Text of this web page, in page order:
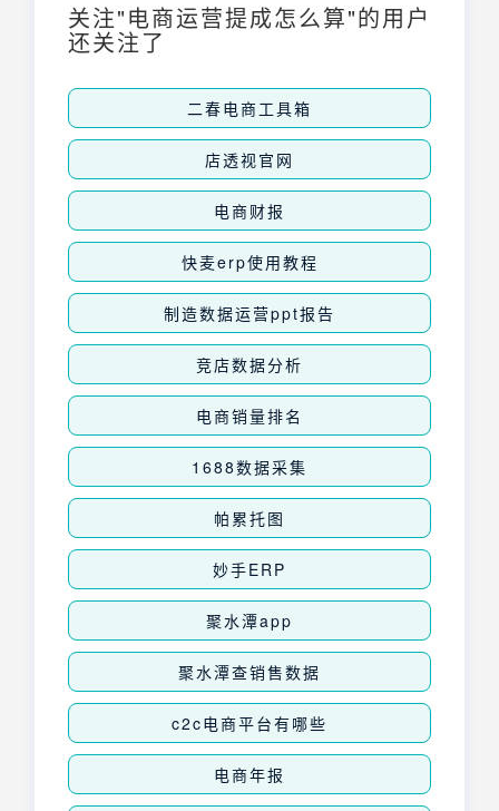
关注"电商运营提成怎么算"的用户
还关注了
二春电商工具箱
店透视官网
电商财报
快麦erp使用教程
制造数据运营ppt报告
竞店数据分析
电商销量排名
1688数据采集
帕累托图
妙手ERP
聚水潭app
聚水潭查销售数据
c2c电商平台有哪些
电商年报